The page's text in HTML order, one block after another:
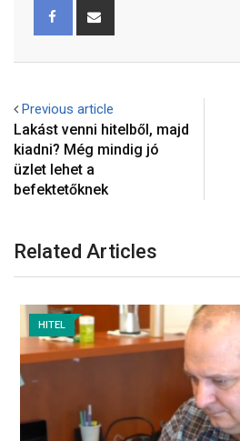
Previous article
Lakást venni hitelből, majd
kiadni? Még mindig jó
üzlet lehet a
befektetőknek
Related Articles
HITEL